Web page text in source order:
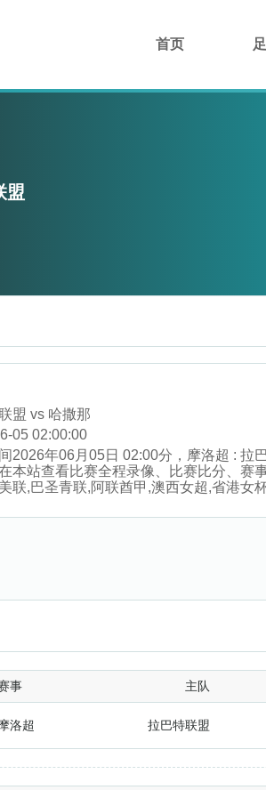
首页
盟
盟 vs 哈撒那
05 02:00:00
2026年06月05日 02:00分，摩洛超 : 拉
本站查看比赛全程录像、比赛比分、
联,巴圣青联,阿联酋甲,澳西女超,省港女
事 主队
洛超 拉巴特联盟